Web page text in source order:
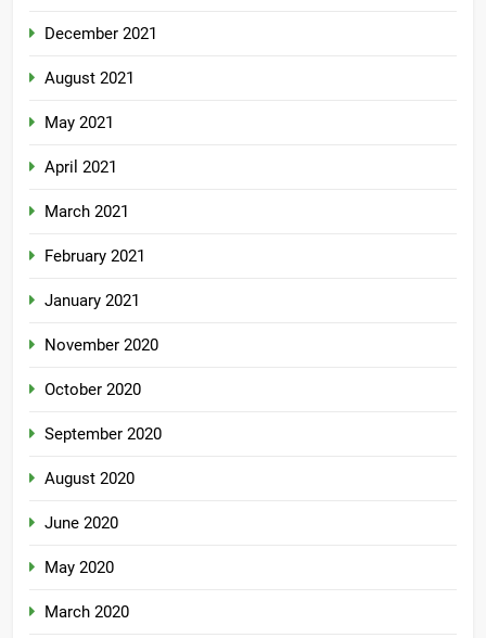
December 2021
August 2021
May 2021
April 2021
March 2021
February 2021
January 2021
November 2020
October 2020
September 2020
August 2020
June 2020
May 2020
March 2020